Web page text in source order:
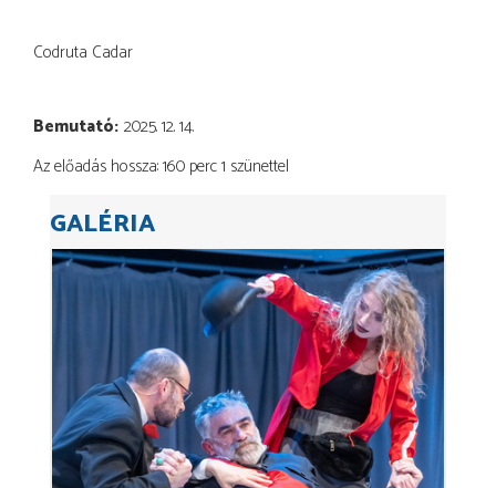
Codruta Cadar
Bemutató 2025. 12. 14.
Az előadás hossza: 160 perc 1 szünettel
GALÉRIA